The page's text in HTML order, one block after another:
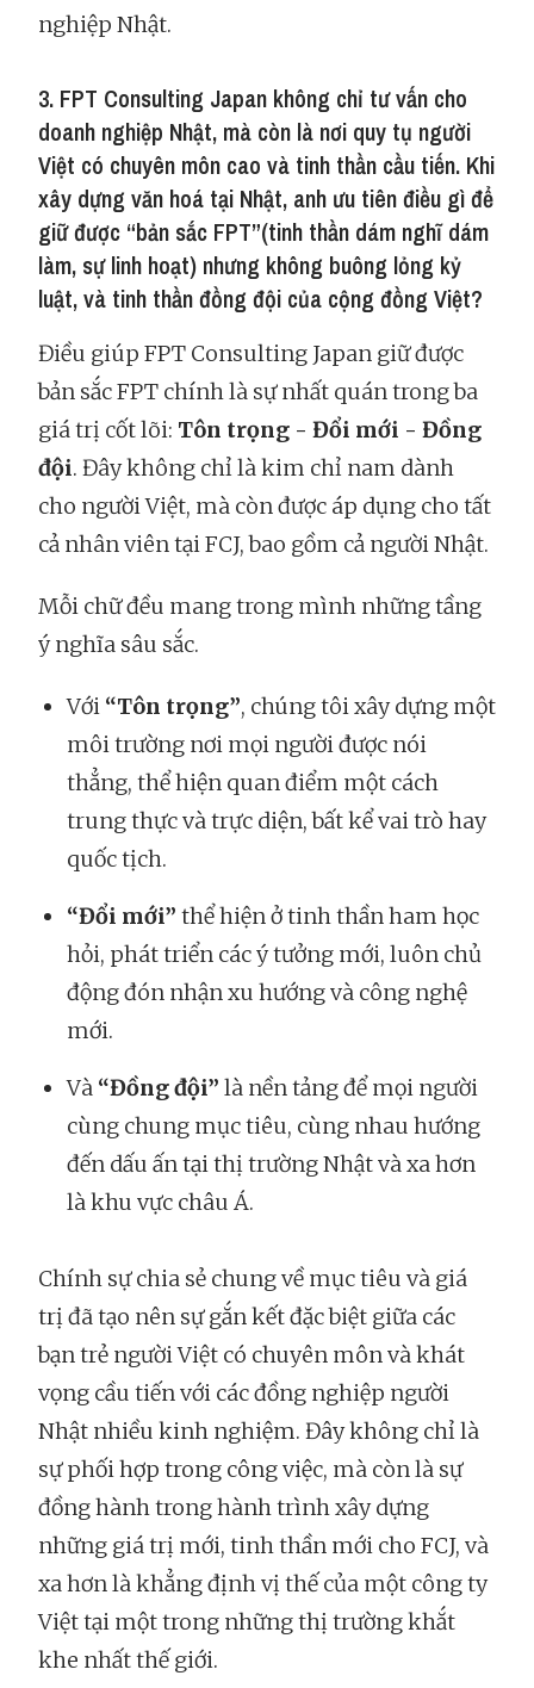
nghiệp Nhật.
3. FPT Consulting Japan không chỉ tư vấn cho
doanh nghiệp Nhật, mà còn là nơi quy tụ người
Việt có chuyên môn cao và tinh thần cầu tiến. Khi
xây dựng văn hoá tại Nhật, anh ưu tiên điều gì để
giữ được “bản sắc FPT”(tinh thần dám nghĩ dám
làm, sự linh hoạt) nhưng không buông lỏng kỷ
luật, và tinh thần đồng đội của cộng đồng Việt?
Điều giúp FPT Consulting Japan giữ được
bản sắc FPT chính là sự nhất quán trong ba
giá trị cốt lõi: Tôn trọng - Đổi mới - Đồng
đội. Đây không chỉ là kim chỉ nam dành
cho người Việt, mà còn được áp dụng cho tất
cả nhân viên tại FCJ, bao gồm cả người Nhật.
Mỗi chữ đều mang trong mình những tầng
ý nghĩa sâu sắc.
Với “Tôn trọng”, chúng tôi xây dựng một
môi trường nơi mọi người được nói
thẳng, thể hiện quan điểm một cách
trung thực và trực diện, bất kể vai trò hay
quốc tịch.
“Đổi mới” thể hiện ở tinh thần ham học
hỏi, phát triển các ý tưởng mới, luôn chủ
động đón nhận xu hướng và công nghệ
mới.
Và “Đồng đội” là nền tảng để mọi người
cùng chung mục tiêu, cùng nhau hướng
đến dấu ấn tại thị trường Nhật và xa hơn
là khu vực châu Á.
Chính sự chia sẻ chung về mục tiêu và giá
trị đã tạo nên sự gắn kết đặc biệt giữa các
bạn trẻ người Việt có chuyên môn và khát
vọng cầu tiến với các đồng nghiệp người
Nhật nhiều kinh nghiệm. Đây không chỉ là
sự phối hợp trong công việc, mà còn là sự
đồng hành trong hành trình xây dựng
những giá trị mới, tinh thần mới cho FCJ, và
xa hơn là khẳng định vị thế của một công ty
Việt tại một trong những thị trường khắt
khe nhất thế giới.